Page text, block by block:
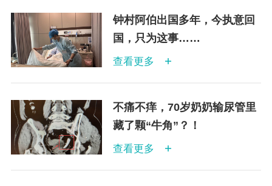
钟村阿伯出国多年，今执意回
国，只为这事……
查看更多
不痛不痒，70岁奶奶输尿管里
藏了颗“牛角”？！
查看更多